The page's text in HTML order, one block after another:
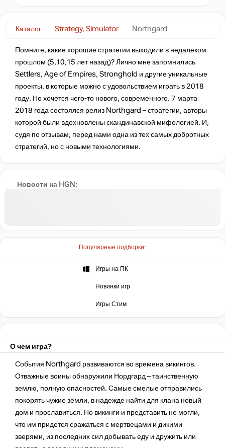
Новости на HGN:
Популярные подборки:
Игры на ПК
Новинки игр
Игры Стим
Каталог Strategy, Simulator Northgard
Помните, какие хорошие стратегии выходили в недалеком
прошлом (5,10,15 лет назад)? Лично мне запомнились
Settlers, Age of Empires, Stronghold и другие уникальные
проекты, в которые можно с удовольствием играть в 2018
году. Но хочется чего-то нового, современного. 7 марта
2018 года состоялся релиз Northgard – стратегии, авторы
которой были вдохновлены скандинавской мифологией. И,
судя по отзывам, перед нами одна из тех самых добротных
стратегий, но с новыми технологиями.
нет в наличии
нет в наличии
нет в наличии
нет в наличии
О чем игра?
События Northgard развиваются во времена викингов.
Отважные воины обнаружили Нордгард – таинственную
землю, полную опасностей. Самые смелые отправились
покорять чужие земли, в надежде найти для клана новый
дом и прославиться. Но викинги и представить не могли,
что им придется сражаться с мертвецами и дикими
зверями, из последних сил добывать еду и дружить или